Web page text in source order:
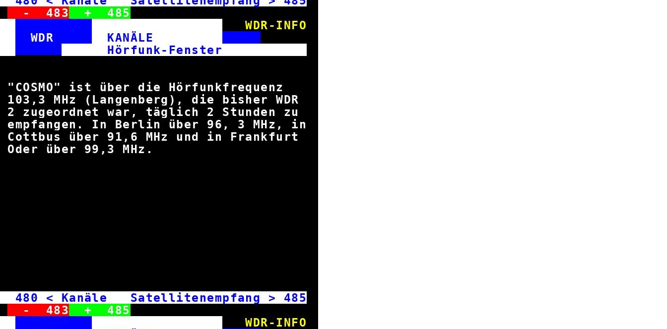
- 483 + 485
WDR-INFO
WDR
KANÄLE
Hörfunk-Fenster
"COSMO" ist über die Hörfunkfrequenz
103 ,3 MHz (Langenberg), die bisher WDR
2 zugeordnet war, täglich 2 Stunden zu
empfangen. In Berlin über 96, 3 MHz, in
Cottbus über 91,6 MHz und in Frankfurt
Oder über 99,3 MHz.
480 < Kanäle Satellitenempfang > 485
- 483 + 485
WDR-INFO